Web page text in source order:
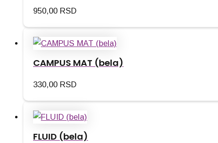
950,00 RSD
CAMPUS MAT (bela)
330,00 RSD
FLUID (bela)